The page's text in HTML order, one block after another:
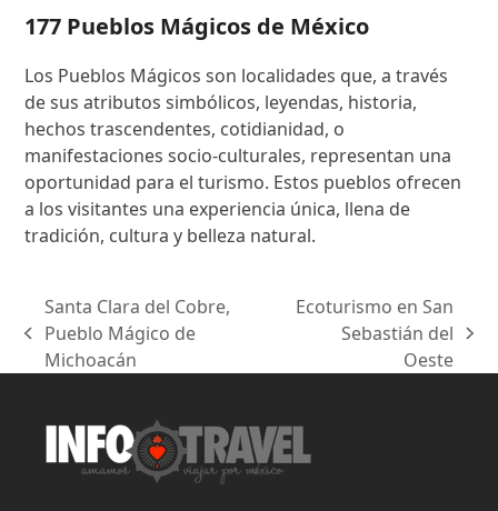
177 Pueblos Mágicos de México
Los Pueblos Mágicos son localidades que, a través
de sus atributos simbólicos, leyendas, historia,
hechos trascendentes, cotidianidad, o
manifestaciones socio-culturales, representan una
oportunidad para el turismo. Estos pueblos ofrecen
a los visitantes una experiencia única, llena de
tradición, cultura y belleza natural.
previous
post:
Santa Clara del Cobre,
Pueblo Mágico de
Michoacán
post:
Ecoturismo en San
Sebastián del
Oeste